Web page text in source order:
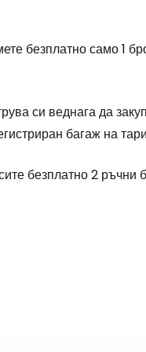
безплатно само 1
си веднага да
багаж на
безплатно 2 ръчни